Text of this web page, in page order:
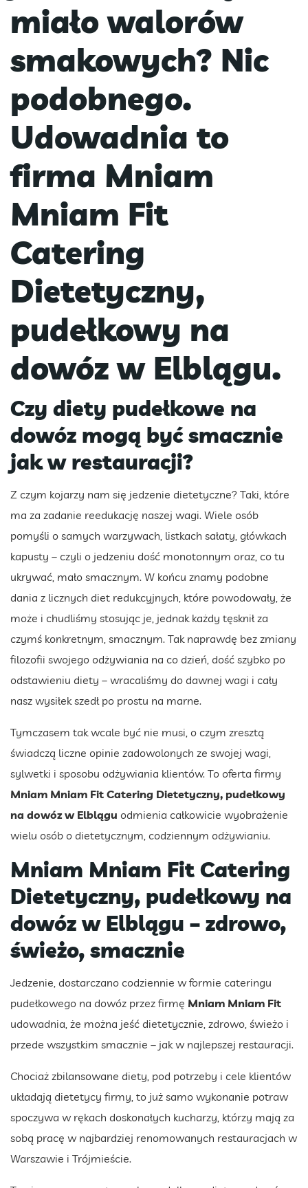
miało walorów
smakowych? Nic
podobnego.
Udowadnia to
firma Mniam
Mniam Fit
Catering
Dietetyczny,
pudełkowy na
dowóz w Elblągu.
Czy diety pudełkowe na
dowóz mogą być smacznie
jak w restauracji?
Z czym kojarzy nam się jedzenie dietetyczne? Taki, które
ma za zadanie reedukację naszej wagi. Wiele osób
pomyśli o samych warzywach, listkach sałaty, główkach
kapusty – czyli o jedzeniu dość monotonnym oraz, co tu
ukrywać, mało smacznym. W końcu znamy podobne
dania z licznych diet redukcyjnych, które powodowały, że
może i chudliśmy stosując je, jednak każdy tęsknił za
czymś konkretnym, smacznym. Tak naprawdę bez zmiany
filozofii swojego odżywiania na co dzień, dość szybko po
odstawieniu diety – wracaliśmy do dawnej wagi i cały
nasz wysiłek szedł po prostu na marne.
Tymczasem tak wcale być nie musi, o czym zresztą
świadczą liczne opinie zadowolonych ze swojej wagi,
sylwetki i sposobu odżywiania klientów. To oferta firmy
Mniam Mniam Fit Catering Dietetyczny, pudełkowy
na dowóz w Elblągu odmienia całkowicie wyobrażenie
wielu osób o dietetycznym, codziennym odżywianiu.
Mniam Mniam Fit Catering
Dietetyczny, pudełkowy na
dowóz w Elblągu – zdrowo,
świeżo, smacznie
Jedzenie, dostarczano codziennie w formie cateringu
pudełkowego na dowóz przez firmę Mniam Mniam Fit
udowadnia, że można jeść dietetycznie, zdrowo, świeżo i
przede wszystkim smacznie – jak w najlepszej restauracji.
Chociaż zbilansowane diety, pod potrzeby i cele klientów
układają dietetycy firmy, to już samo wykonanie potraw
spoczywa w rękach doskonałych kucharzy, którzy mają za
sobą pracę w najbardziej renomowanych restauracjach w
Warszawie i Trójmieście.